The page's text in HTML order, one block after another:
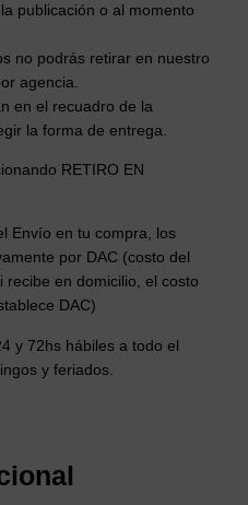
publicación o al momento
no podrás retirar en nuestro
agencia.
en el recuadro de la
la forma de entrega.
RETIRO EN
Envío en tu compra, los
por DAC (costo del
en domicilio, el costo
DAC)
y 72hs hábiles a todo el
y feriados.